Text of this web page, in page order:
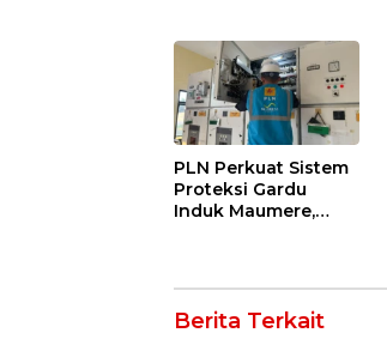
Kuasai Pasar
PLN Perkuat Sistem
Proteksi Gardu
Induk Maumere,
Berita Terkait